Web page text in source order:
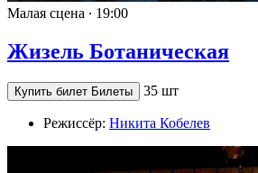
Малая сцена ∙ 19:00
Жизель Ботаническая
Купить билет Билеты 35 шт
Режиссёр: Никита Кобелев